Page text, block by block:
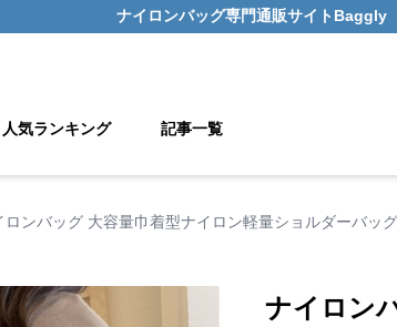
ナイロンバッグ専門通販サイト Baggly
人気ランキング 記事一覧
ロンバッグ 大容量巾着型ナイロン軽量ショルダーバッグ
ナイロン